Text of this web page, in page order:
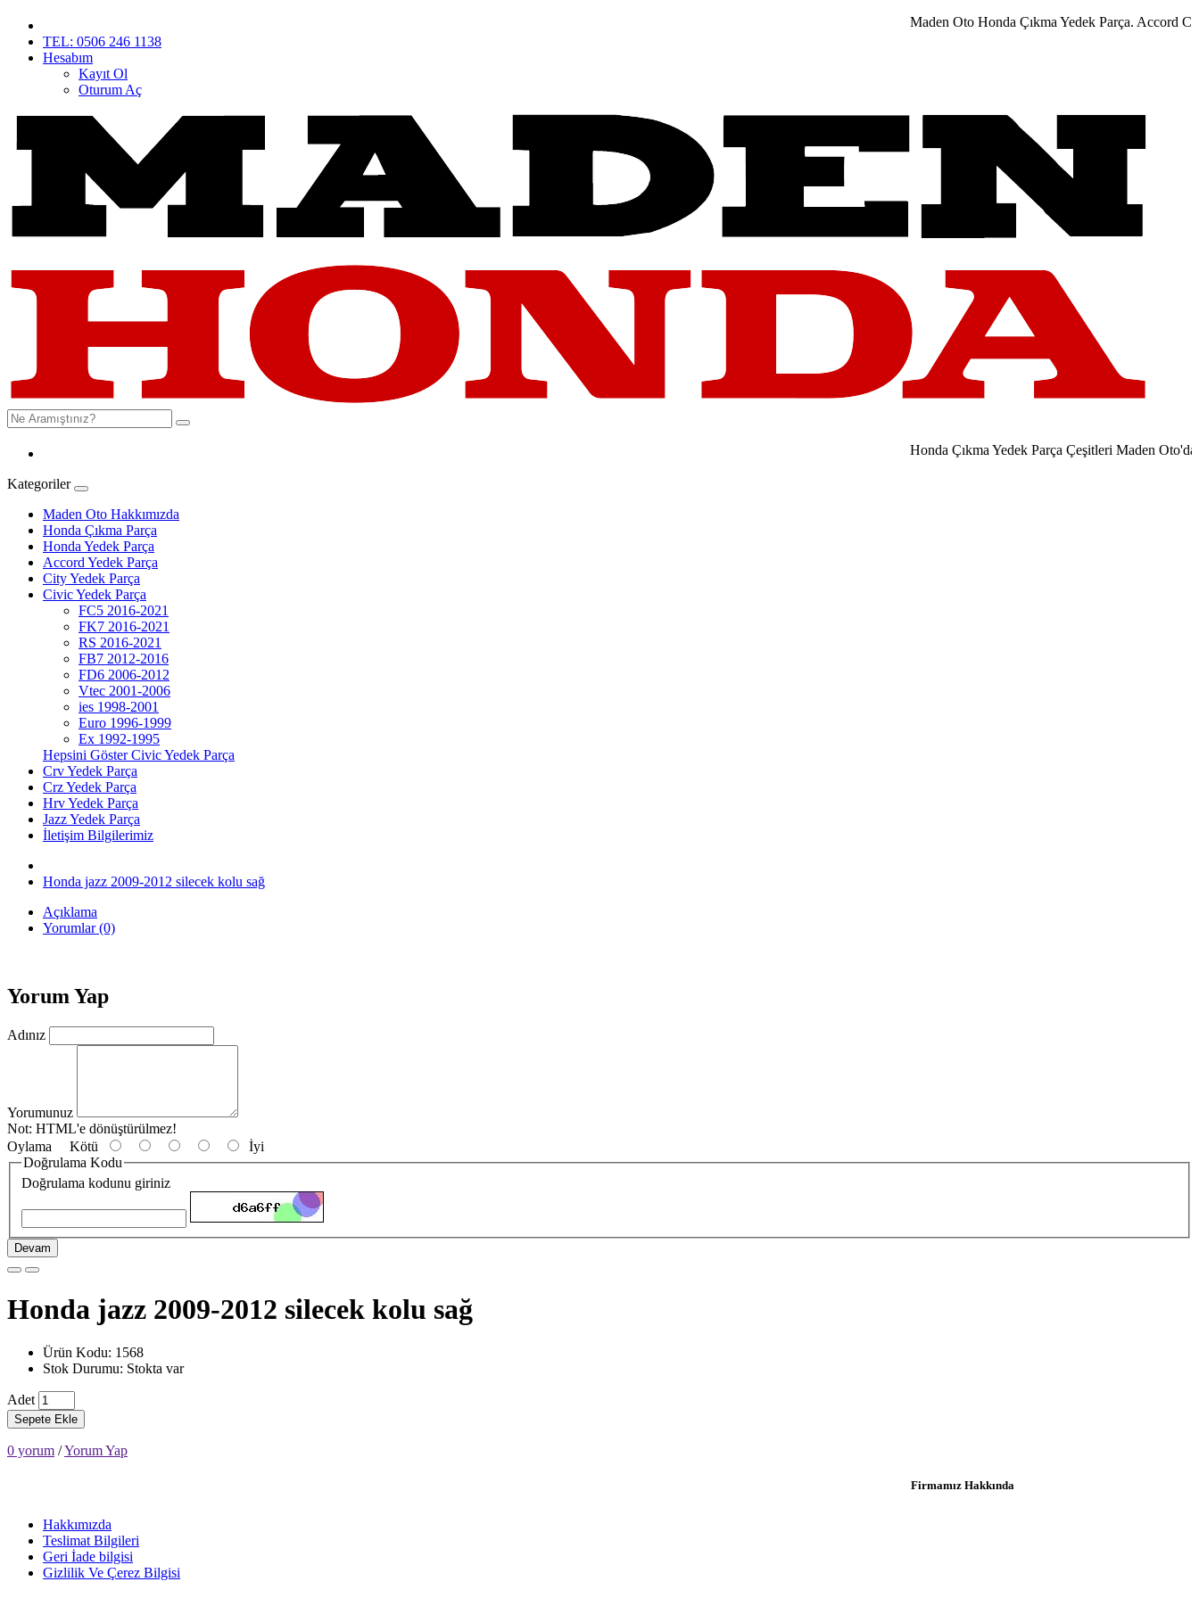
Maden Oto Honda Çıkma Yedek Parça. Accord City
TEL: 0506 246 1138
Hesabım
Kayıt Ol
Oturum Aç
Honda Çıkma Yedek Parça Çeşitleri Maden Oto'da
Kategoriler
Maden Oto Hakkımızda
Honda Çıkma Parça
Honda Yedek Parça
Accord Yedek Parça
City Yedek Parça
Civic Yedek Parça
FC5 2016-2021
FK7 2016-2021
RS 2016-2021
FB7 2012-2016
FD6 2006-2012
Vtec 2001-2006
ies 1998-2001
Euro 1996-1999
Ex 1992-1995
Hepsini Göster Civic Yedek Parça
Crv Yedek Parça
Crz Yedek Parça
Hrv Yedek Parça
Jazz Yedek Parça
İletişim Bilgilerimiz
Honda jazz 2009-2012 silecek kolu sağ
Açıklama
Yorumlar (0)
Yorum Yap
Adınız
Yorumunuz
Not: HTML'e dönüştürülmez!
Oylama Kötü
İyi
Doğrulama Kodu
Doğrulama kodunu giriniz
Devam
Honda jazz 2009-2012 silecek kolu sağ
Ürün Kodu: 1568
Stok Durumu: Stokta var
Adet
Sepete Ekle
0 yorum /Yorum Yap
Firmamız Hakkında
Hakkımızda
Teslimat Bilgileri
Geri İade bilgisi
Gizlilik Ve Çerez Bilgisi